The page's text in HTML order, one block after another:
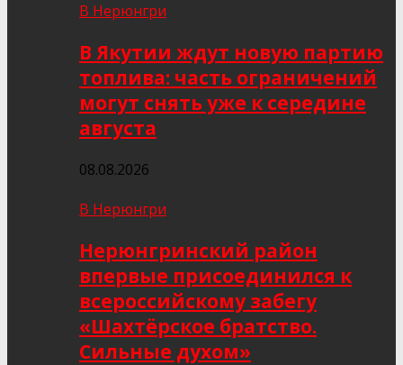
В Нерюнгри
В Якутии ждут новую партию
топлива: часть ограничений
могут снять уже к середине
августа
08.08.2026
В Нерюнгри
Нерюнгринский район
впервые присоединился к
всероссийскому забегу
«Шахтёрское братство.
Сильные духом»